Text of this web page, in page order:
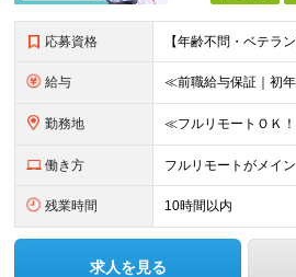
応募資格
給与
勤務地
働き方 フルリモートがメイン
残業時間 10時間以内
求人を見る